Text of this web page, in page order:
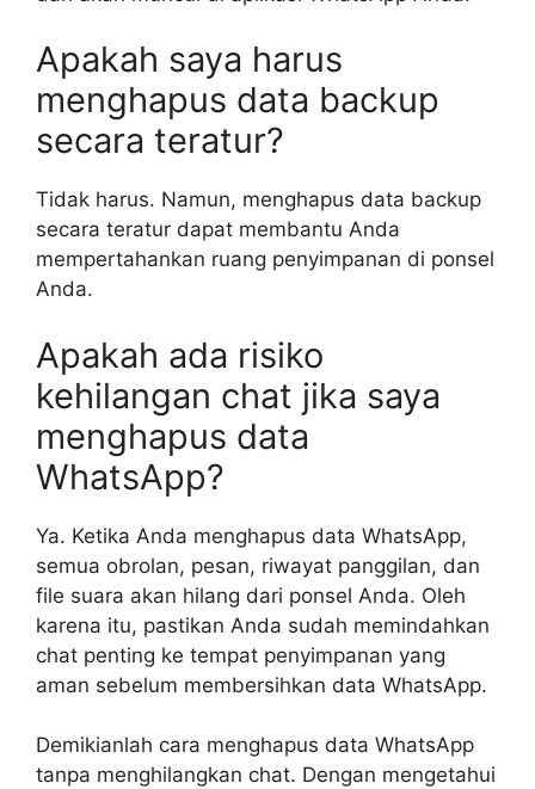
Apakah saya harus
menghapus data backup
secara teratur?
Tidak harus. Namun, menghapus data backup
secara teratur dapat membantu Anda
mempertahankan ruang penyimpanan di ponsel
Anda.
Apakah ada risiko
kehilangan chat jika saya
menghapus data
WhatsApp?
Ya. Ketika Anda menghapus data WhatsApp,
semua obrolan, pesan, riwayat panggilan, dan
file suara akan hilang dari ponsel Anda. Oleh
karena itu, pastikan Anda sudah memindahkan
chat penting ke tempat penyimpanan yang
aman sebelum membersihkan data WhatsApp.
Demikianlah cara menghapus data WhatsApp
tanpa menghilangkan chat. Dengan mengetahui